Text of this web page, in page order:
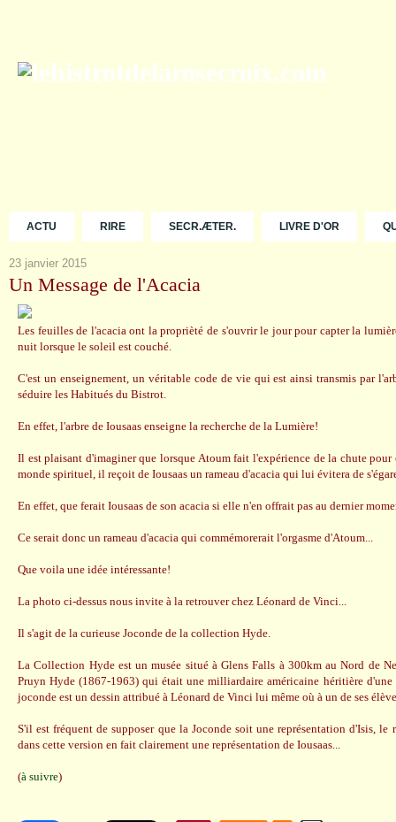
ACTU RIRE SECR.ÆTER. LIVRE D'OR
23 janvier 2015
Un Message de l'Acacia
Les feuilles de l'acacia ont la proprièté de s'ouvrir le jour pour capter la
nuit lorsque le soleil est couché.
C'est un enseignement, un véritable code de vie qui est ainsi transmis par
séduire les Habitués du Bistrot.
En effet, l'arbre de Iousaas enseigne la recherche de la Lumière!
Il est plaisant d'imaginer que lorsque Atoum fait l'expérience de la chute
monde spirituel, il reçoit de Iousaas un rameau d'acacia qui lui évitera de
En effet, que ferait Iousaas de son acacia si elle n'en offrait pas au dernier
Ce serait donc un rameau d'acacia qui commémorerait l'orgasme d'Atoum...
Que voila une idée intéressante!
La photo ci-dessus nous invite à la retrouver chez Léonard de Vinci...
Il s'agit de la curieuse Joconde de la collection Hyde.
La Collection Hyde est un musée situé à Glens Falls à 300km au Nord de
Pruyn Hyde (1867-1963) qui était une milliardaire américaine héritière
joconde est un dessin attribué à Léonard de Vinci lui même où à un de ses
S'il est fréquent de supposer que la Joconde soit une représentation d'Isis, le
dans cette version en fait clairement une représentation de Iousaas...
(à suivre)